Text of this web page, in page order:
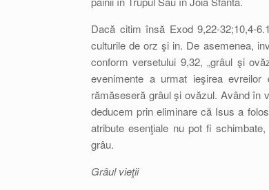
Dacă citim însă Exod 9,22-32;10,4-
culturile de orz şi in. De asemenea,
conform versetului 9,32, „grâul şi
evenimente a urmat ieşirea
rămăseseră grâul şi ovăzul. Având în
deducem prin eliminare că Isus a
atribute esenţiale nu pot fi
grâu.
Grâul vieţii